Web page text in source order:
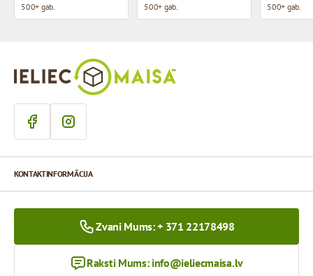
500+ gab. 500+ gab. 500+ gab.
KONTAKTINFORMĀCIJA
Zvani Mums: + 371 22178498
Raksti Mums: info@ieliecmaisa.lv